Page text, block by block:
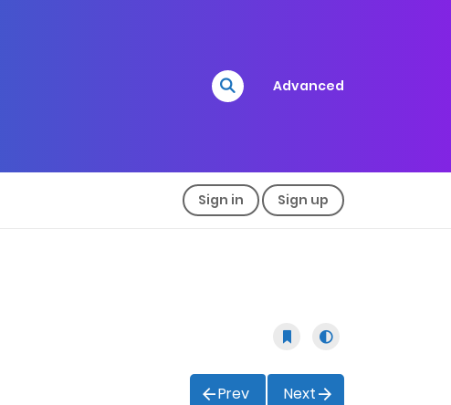
Advanced
Sign in Sign up
Prev Next